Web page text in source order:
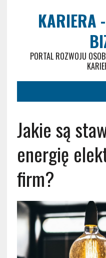
KARIERA
PORTAL ROZWOJU
Jakie są
energię
firm?